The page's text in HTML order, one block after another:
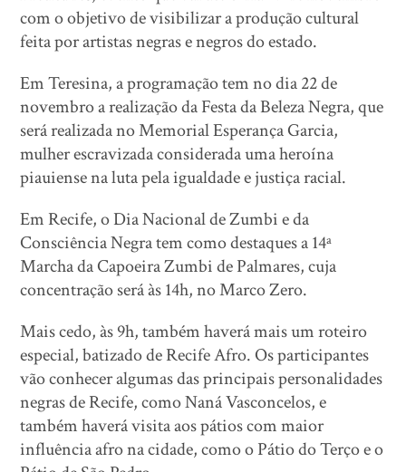
com o objetivo de visibilizar a produção cultural
feita por artistas negras e negros do estado.
Em Teresina, a programação tem no dia 22 de
novembro a realização da Festa da Beleza Negra, que
será realizada no Memorial Esperança Garcia,
mulher escravizada considerada uma heroína
piauiense na luta pela igualdade e justiça racial.
Em Recife, o Dia Nacional de Zumbi e da
Consciência Negra tem como destaques a 14ª
Marcha da Capoeira Zumbi de Palmares, cuja
concentração será às 14h, no Marco Zero.
Mais cedo, às 9h, também haverá mais um roteiro
especial, batizado de Recife Afro. Os participantes
vão conhecer algumas das principais personalidades
negras de Recife, como Naná Vasconcelos, e
também haverá visita aos pátios com maior
influência afro na cidade, como o Pátio do Terço e o